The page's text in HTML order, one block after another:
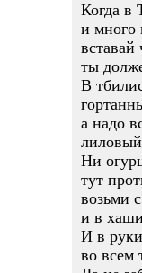
Когда в
и много
ты
В
а надо
Ни
тут
возьми
и в
И в
во всем